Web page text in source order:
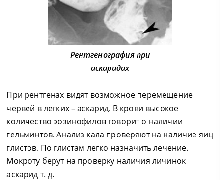
Рентгенография при
аскаридах
При рентгенах видят возможное перемещение
червей в легких – аскарид. В крови высокое
количество эозинофилов говорит о наличии
гельминтов. Анализ кала проверяют на наличие яиц
глистов. По глистам легко назначить лечение.
Мокроту берут на проверку наличия личинок
аскарид т. д.